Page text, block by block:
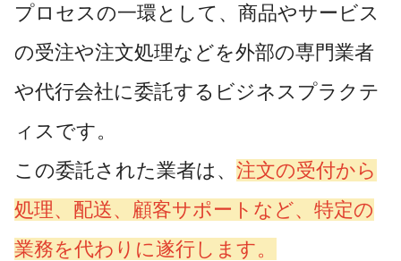
プロセスの一環として、商品やサービス
の受注や注文処理などを外部の専門業者
や代行会社に委託するビジネスプラクテ
ィスです。
この委託された業者は、 注文の受付から
処理、配送、顧客サポートなど、特定の
業務を代わりに遂行します。